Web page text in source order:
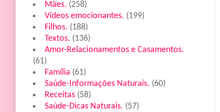
Mães. (258)
Vídeos emocionantes. (199)
Filhos. (188)
Textos. (136)
Amor-Relacionamentos e Casamentos.
(61)
Família (61)
Saúde-Informações Naturais. (60)
Receitas (58)
Saúde-Dicas Naturais. (57)